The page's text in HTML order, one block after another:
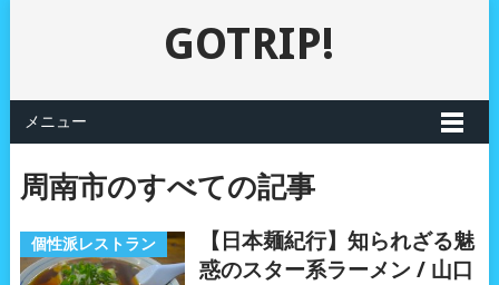
GOTRIP!
メニュー
周南市のすべての記事
個性派レストラン
【日本麺紀行】知られざる魅
惑のスター系ラーメン / 山口